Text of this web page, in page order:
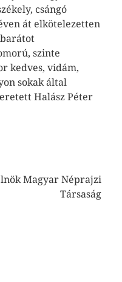
csángó
át elkötelezetten
szinte
kedves, vidám,
sokak által
Halász Péter
Magyar Néprajzi
Társaság